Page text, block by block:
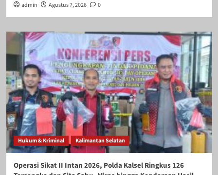
admin Agustus 7, 2026 0
Hukum & Kriminal Kalimantan Selatan
Operasi Sikat II Intan 2026, Polda Kalsel Ringkus 126